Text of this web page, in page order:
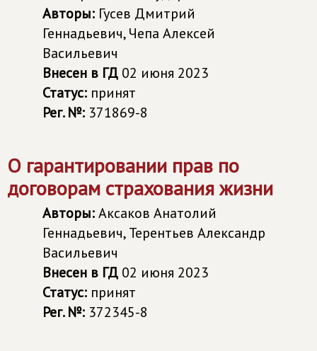
Авторы: Гусев Дмитрий
Геннадьевич, Чепа Алексей
Васильевич
Внесен в ГД 02 июня 2023
Статус: принят
Рег. №: 371869-8
О гарантировании прав по
договорам страхования жизни
Авторы:Аксаков Анатолий
Геннадьевич, Терентьев Александр
Васильевич
Внесен в ГД 02 июня 2023
Статус: принят
Рег. №: 372345-8